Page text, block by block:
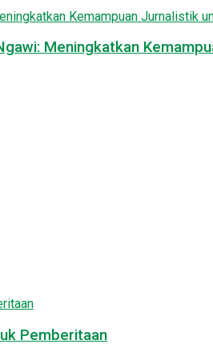
Meningkatkan
Pemberitaan